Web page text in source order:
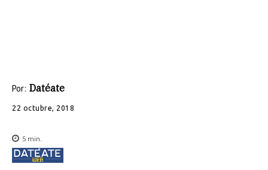
Por: Datéate
22 octubre, 2018
5 min.